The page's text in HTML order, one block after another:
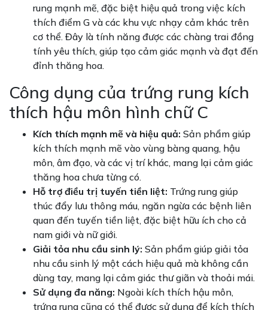
rung mạnh mẽ, đặc biệt hiệu quả trong việc kích
thích điểm G và các khu vực nhạy cảm khác trên
cơ thể. Đây là tính năng được các chàng trai đồng
tính yêu thích, giúp tạo cảm giác mạnh và đạt đến
đỉnh thăng hoa.
Công dụng của trứng rung kích
thích hậu môn hình chữ C
Kích thích mạnh mẽ và hiệu quả: Sản phẩm giúp
kích thích mạnh mẽ vào vùng bàng quang, hậu
môn, âm đạo, và các vị trí khác, mang lại cảm giác
thăng hoa chưa từng có.
Hỗ trợ điều trị tuyến tiền liệt: Trứng rung giúp
thúc đẩy lưu thông máu, ngăn ngừa các bệnh liên
quan đến tuyến tiền liệt, đặc biệt hữu ích cho cả
nam giới và nữ giới.
Giải tỏa nhu cầu sinh lý: Sản phẩm giúp giải tỏa
nhu cầu sinh lý một cách hiệu quả mà không cần
dùng tay, mang lại cảm giác thư giãn và thoải mái.
Sử dụng đa năng: Ngoài kích thích hậu môn,
trứng rung cũng có thể được sử dụng để kích thích